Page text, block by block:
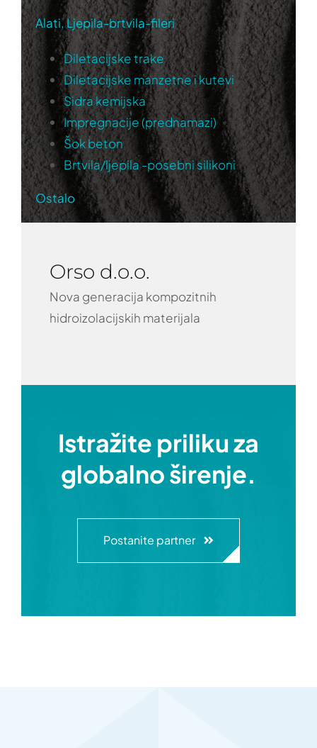
Alati, Ljepila-brtvila-fileri
Diletacijske trake
Diletacijske manzetne i kutevi
Sidra kemijska
Impregnacije (prednamazi)
Šok beton
Brtvila/ljepila -posebni silikoni
Ostalo
Orso d.o.o.
Nova generacija kompozitnih
hidroizolacijskih materijala
Istražite priliku za
globalno širenje.
Postanite partner